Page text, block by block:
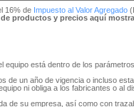
16% de Impuesto al Valor Agregado
productos y precios aquí
equipo está dentro de los
de un año de vigencia o incluso
ni obliga a los fabricantes o al
de su empresa, así como con